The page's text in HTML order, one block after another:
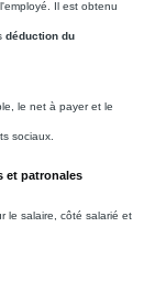
Il est obtenu
déduction du
le net à payer et le
sociaux.
et patronales
le salaire, côté salarié et